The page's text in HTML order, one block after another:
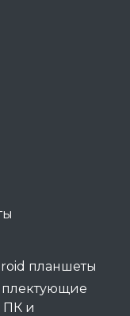
планшеты
ПК и